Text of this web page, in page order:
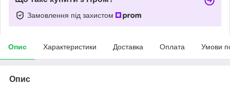
Замовлення під захистом
Опис Характеристики Доставка Оплата Умови
Опис